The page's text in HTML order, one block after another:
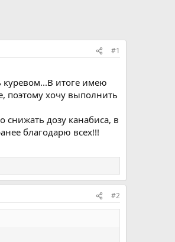
#1
куревом...В итоге имею
поэтому хочу выполнить
снижать дозу канабиса, в
благодарю всех!!!
#2